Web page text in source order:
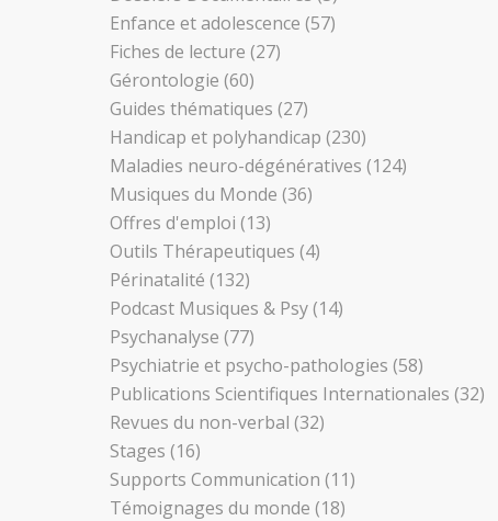
Enfance et adolescence (57)
Fiches de lecture (27)
Gérontologie (60)
Guides thématiques (27)
Handicap et polyhandicap (230)
Maladies neuro-dégénératives (124)
Musiques du Monde (36)
Offres d'emploi (13)
Outils Thérapeutiques (4)
Périnatalité (132)
Podcast Musiques & Psy(14)
Psychanalyse (77)
Psychiatrie et psycho-pathologies (58)
Publications Scientifiques Internationales (32)
Revues du non-verbal (32)
Stages (16)
Supports Communication (11)
Témoignages du monde (18)